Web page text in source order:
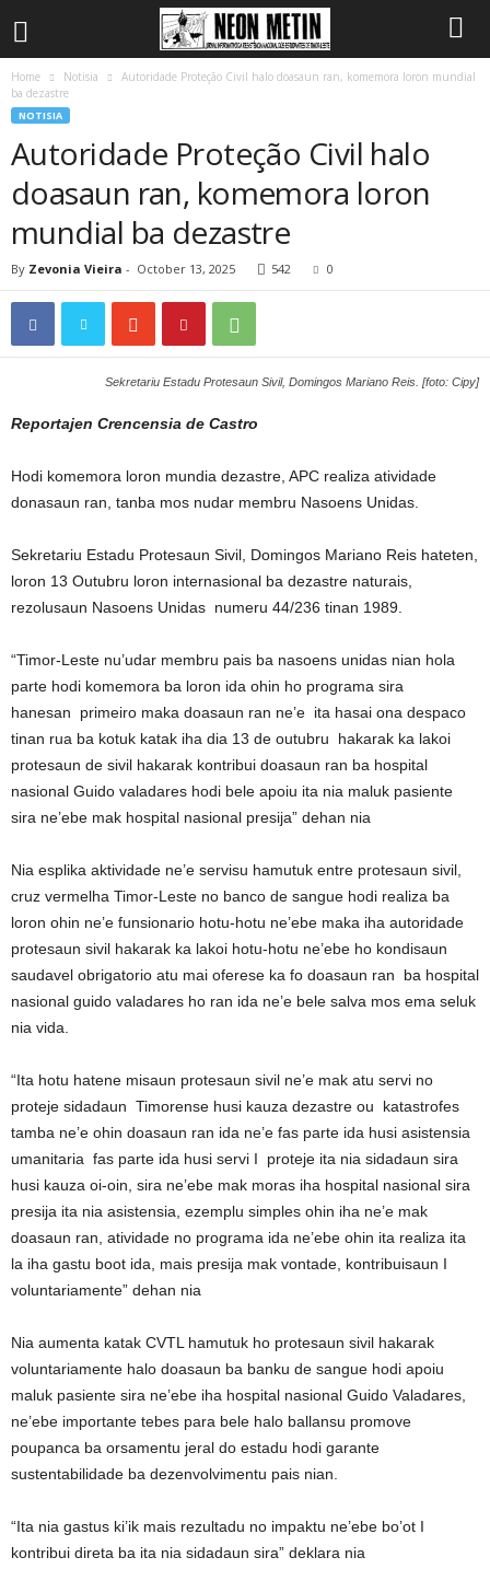
Home Notisia
Autoridade Proteção Civil halo doasaun ran, komemora loron mundial
ba dezastre
NOTISIA
Autoridade Proteção Civil halo
doasaun ran, komemora loron
mundial ba dezastre
By Zevonia Vieira - October 13, 2025 542 0
Sekretariu Estadu Protesaun Sivil, Domingos Mariano Reis. [foto: Cipy]
Reportajen Crencensia de Castro
Hodi komemora loron mundia dezastre, APC realiza atividade
donasaun ran, tanba mos nudar membru Nasoens Unidas.
Sekretariu Estadu Protesaun Sivil, Domingos Mariano Reis hateten,
loron 13 Outubru loron internasional ba dezastre naturais,
rezolusaun Nasoens Unidas numeru 44/236 tinan 1989.
“Timor-Leste nu’udar membru pais ba nasoens unidas nian hola
parte hodi komemora ba loron ida ohin ho programa sira
hanesan primeiro maka doasaun ran ne’e ita hasai ona despaco
tinan rua ba kotuk katak iha dia 13 de outubru hakarak ka lakoi
protesaun de sivil hakarak kontribui doasaun ran ba hospital
nasional Guido valadares hodi bele apoiu ita nia maluk pasiente
sira ne’ebe mak hospital nasional presija” dehan nia
Nia esplika aktividade ne’e servisu hamutuk entre protesaun sivil,
cruz vermelha Timor-Leste no banco de sangue hodi realiza ba
loron ohin ne’e funsionario hotu-hotu ne’ebe maka iha autoridade
protesaun sivil hakarak ka lakoi hotu-hotu ne’ebe ho kondisaun
saudavel obrigatorio atu mai oferese ka fo doasaun ran ba hospital
nasional guido valadares ho ran ida ne’e bele salva mos ema seluk
nia vida.
“Ita hotu hatene misaun protesaun sivil ne’e mak atu servi no
proteje sidadaun Timorense husi kauza dezastre ou katastrofes
tamba ne’e ohin doasaun ran ida ne’e fas parte ida husi asistensia
umanitaria fas parte ida husi servi I proteje ita nia sidadaun sira
husi kauza oi-oin, sira ne’ebe mak moras iha hospital nasional sira
presija ita nia asistensia, ezemplu simples ohin iha ne’e mak
doasaun ran, atividade no programa ida ne’ebe ohin ita realiza ita
la iha gastu boot ida, mais presija mak vontade, kontribuisaun I
voluntariamente” dehan nia
Nia aumenta katak CVTL hamutuk ho protesaun sivil hakarak
voluntariamente halo doasaun ba banku de sangue hodi apoiu
maluk pasiente sira ne’ebe iha hospital nasional Guido Valadares,
ne’ebe importante tebes para bele halo ballansu promove
poupanca ba orsamentu jeral do estadu hodi garante
sustentabilidade ba dezenvolvimentu pais nian.
“Ita nia gastus ki’ik mais rezultadu no impaktu ne’ebe bo’ot I
kontribui direta ba ita nia sidadaun sira” deklara nia